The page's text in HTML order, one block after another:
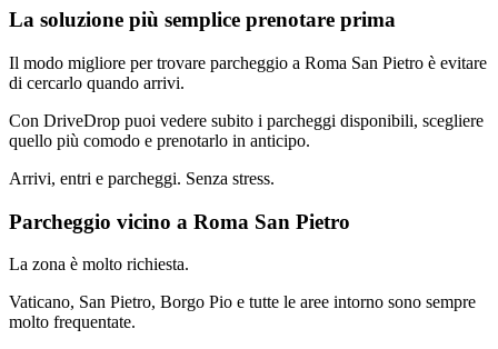
La soluzione più semplice prenotare prima
Il modo migliore per trovare parcheggio a Roma San Pietro è evitare
di cercarlo quando arrivi.
Con DriveDrop puoi vedere subito i parcheggi disponibili, scegliere
quello più comodo e prenotarlo in anticipo.
Arrivi, entri e parcheggi. Senza stress.
Parcheggio vicino a Roma San Pietro
La zona è molto richiesta.
Vaticano, San Pietro, Borgo Pio e tutte le aree intorno sono sempre
molto frequentate.